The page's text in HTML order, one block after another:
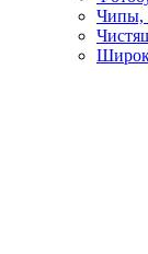
Чипы,